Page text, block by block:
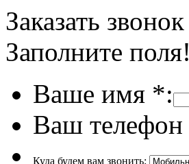
Заказать звонок
Заполните поля!
Ваше имя *:
Ваш телефон
Куда будем вам звонить: